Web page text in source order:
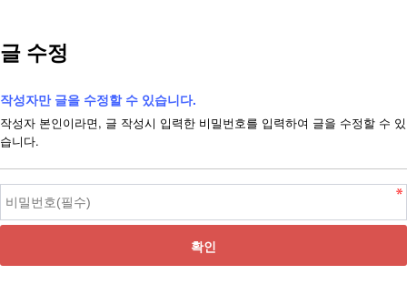
글 수정
작성자만 글을 수정할 수 있습니다.
작성자 본인이라면, 글 작성시 입력한 비밀번호를 입력하여 글을 수정할 수 있
습니다.